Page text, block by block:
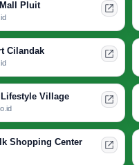
Pluit
Cilandak
Village
Shopping Center